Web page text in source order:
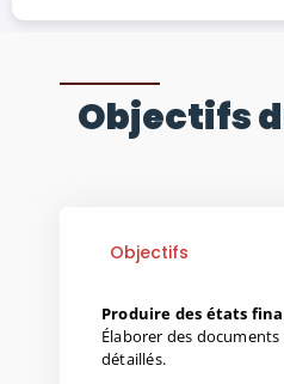
Objectifs
Objectifs
Produire des états
Élaborer des
détaillés.